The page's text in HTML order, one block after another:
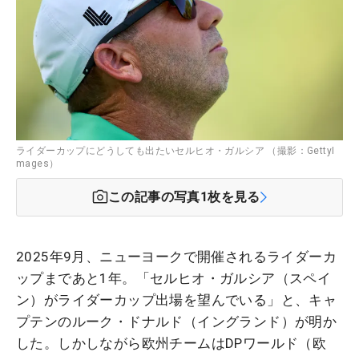
ライダーカップにどうしても出たいセルヒオ・ガルシア （撮影：GettyI
mages）
この記事の写真1枚を見る
2025年9月、ニューヨークで開催されるライダーカ
ップまであと1年。「セルヒオ・ガルシア（スペイ
ン）がライダーカップ出場を望んでいる」と、キャ
プテンのルーク・ドナルド（イングランド）が明か
した。しかしながら欧州チームはDPワールド（欧